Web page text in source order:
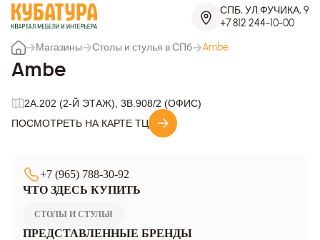
СПБ, УЛ.ФУЧИКА, 9
+7 812 244-10-00
Магазины
Столы и стулья в СПб Ambe
Ambe
2A.202 (2-Й ЭТАЖ), 3B.908/2 (ОФИС)
ПОСМОТРЕТЬ НА КАРТЕ ТЦ
+7 (965) 788-30-92
ЧТО ЗДЕСЬ КУПИТЬ
СТОЛЫ И СТУЛЬЯ
ПРЕДСТАВЛЕННЫЕ БРЕНДЫ